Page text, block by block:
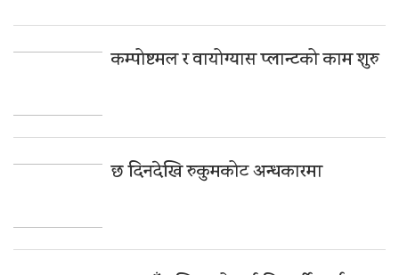
कम्पोष्टमल र वायोग्यास प्लान्टको काम शुरु
छ दिनदेखि रुकुमकोट अन्धकारमा